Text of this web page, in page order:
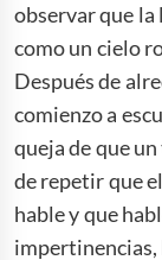
observar que la
como un cielo
Después de
comienzo a
queja de que
de repetir que
hable y que
impertinencias,